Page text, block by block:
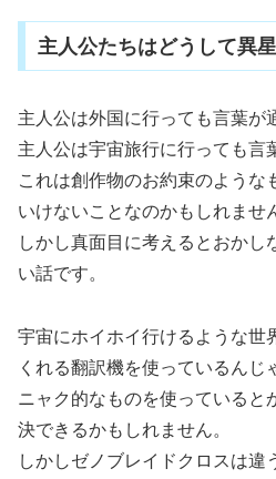
主人公たちはどうして異
主人公は外国に行っても言葉が
主人公は宇宙旅行に行っても言
これは創作物のお約束のような
いけないことなのかもしれませ
しかし真面目に考えるとおかし
い話です。
宇宙にホイホイ行けるような世
くれる翻訳機を使っているんじ
ニャク的なものを使っていると
決できるかもしれません。
しかしゼノブレイドクロスは違